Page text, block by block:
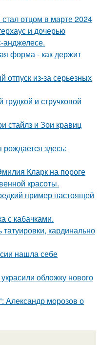
отцом в марте 2024
и дочерью
анджелесе.
форма - как держит
отпуск из-за серьезных
и стручковой
стайлз и Зои кравиц
здесь:
Кларк на пороге
красоты.
пример настоящей
с кабачками.
кардинально
нашла себе
обложку нового
Александр морозов о